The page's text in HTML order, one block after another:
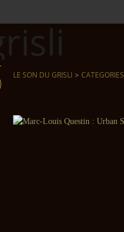
LE SON DU GRISLI > CATEGORIES